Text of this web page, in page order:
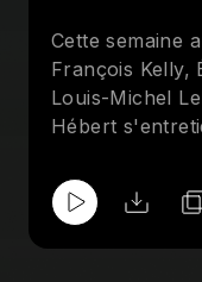
Cette semaine
François Kelly,
Louis-Michel
Hébert
NSPW, le
Estrada. Aussi